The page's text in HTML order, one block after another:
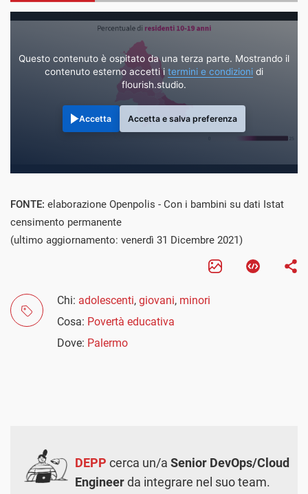
Questo contenuto è ospitato da una terza parte. Mostrando il
contenuto esterno accetti i termini e condizioni di
flourish.studio.
Accetta Accetta e salva preferenza
FONTE: elaborazione Openpolis - Con i bambini su dati Istat
censimento permanente
(ultimo aggiornamento: venerdì 31 Dicembre 2021)
Chi: adolescenti, giovani, minori
Cosa: Povertà educativa
Dove: Palermo
DEPP cerca un/a Senior DevOps/Cloud
Engineerda integrare nel suo team.